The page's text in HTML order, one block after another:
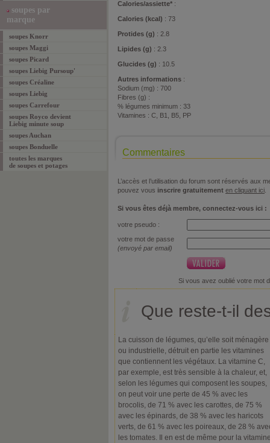
soupes par
marque
soupes Knorr
soupes Maggi
soupes Picard
soupes Liebig Pursoup'
soupes Créaline
soupes Liebig
soupes Carrefour
soupes Royco devient
Liebig minute soup
soupes Auchan
soupes Bonduelle
toutes les marques
de soupes et potages
Calories/assiette* :
Calories (kcal) : 73
Protides (g) : 2.8
Lipides (g) : 2.3
Glucides (g) : 10.5
Autres informations :
Sodium (mg) : 700
Fibres (g) :
% légumes minimum : 33
Vitamines : C, B1, B5, PP
Commentaires
L’accès et l’utilisation du forum sont réservés aux
pouvez vous inscrire gratuitement en cliquant ici
Si vous êtes déjà membre, connectez-vous ici :
votre pseudo :
votre mot de passe
(envoyé par email)
Si vous avez oublié votre mot
Que reste-t-il
La cuisson de légumes, qu’elle soit ménagère
ou industrielle, détruit en partie les vitamines
que contiennent les végétaux. La vitamine C,
par exemple, est très sensible à la chaleur, et,
selon les légumes qui composent les soupes,
on peut voir une perte de 45 % avec les
brocolis, de 71 % avec les carottes, de 75 %
avec les épinards, de 38 % avec les haricots
verts, de 61 % avec les poireaux, de 28 %
les tomates. Il en est de même pour la